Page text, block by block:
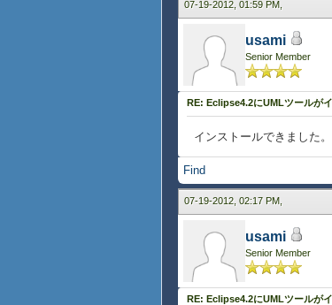
07-19-2012, 01:59 PM,
usami
Senior Member
RE: Eclipse4.2にUMLツールが
インストールできました
Find
07-19-2012, 02:17 PM,
usami
Senior Member
RE: Eclipse4.2にUMLツールが